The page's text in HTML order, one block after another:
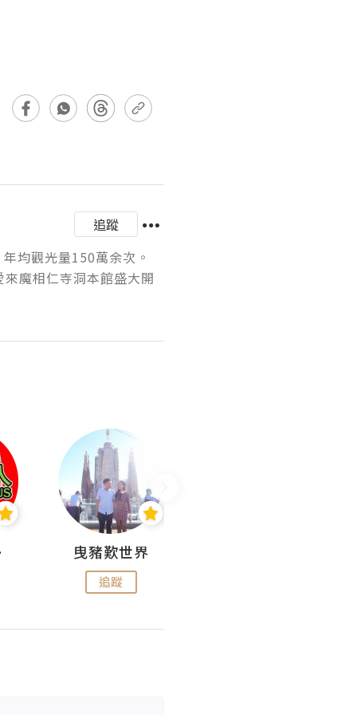
追蹤
均觀光量150萬余次。
魔相仁寺洞本館盛大開
曳豬歎世界
追蹤